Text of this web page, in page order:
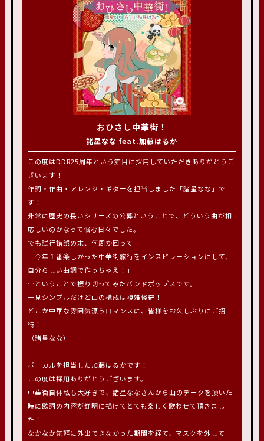
おひさし中華街！
諸星なな feat.加藤はるか
この度はDDR25周年という節目に採用していただきありがとうご
ざいます！
作詞・作曲・アレンジ・ギターを担当しました「諸星なな」で
す！
非常に歴史の長いシリーズの公募ということで、どういう曲が相
応しいのかなって悩む日々でした。
でも試行錯誤の末、何周か回って
「今年１番楽しかった中華街旅行をインスピレーションにして、
自分らしい曲調で作っちゃえ！」
…ということで振り切ってみたバンドポップスです。
一見シンプルだけど曲の構成は複雑怪奇！
どこか中華な雰囲気漂うロマンスに、皆様をお久しぶりにご招
待！
（諸星なな）
ボーカルを担当した加藤はるかです！
この度は採用ありがとうございます。
中華街自体私も大好きで、諸星ななさんから曲のデータを頂いた
時に歌詞の内容が鮮明に描けてとても楽しく歌わせて頂きまし
た！
なかなか気軽に外出できなかった期間を経て、マスクを外して一